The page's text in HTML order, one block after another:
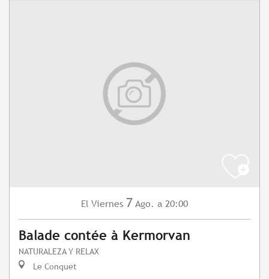
El Viernes 7 Ago. a 20:00
Balade contée à Kermorvan
NATURALEZA Y RELAX
Le Conquet